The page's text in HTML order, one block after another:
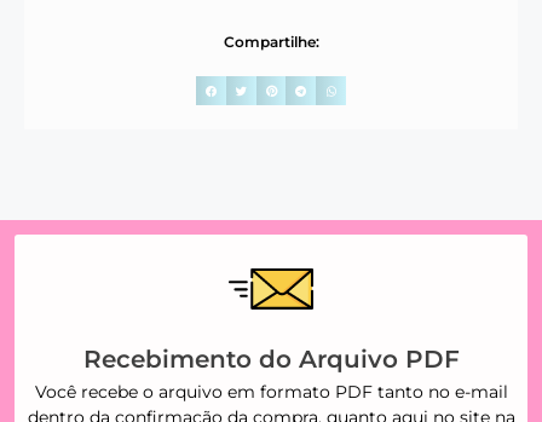
Compartilhe:
Recebimento do Arquivo PDF
Você recebe o arquivo em formato PDF tanto no e-mail